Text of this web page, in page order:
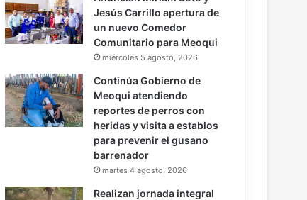
Jesús Carrillo apertura de
un nuevo Comedor
Comunitario para Meoqui
miércoles 5 agosto, 2026
Continúa Gobierno de
Meoqui atendiendo
reportes de perros con
heridas y visita a establos
para prevenir el gusano
barrenador
martes 4 agosto, 2026
Realizan jornada integral